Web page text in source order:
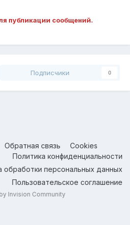
публикации сообщений.
Подписчики 0
Обратная связь
Cookies
Политика конфиденциальности
обработки персональных данных
Пользовательское соглашение
Invision Community